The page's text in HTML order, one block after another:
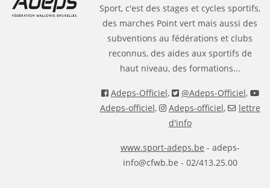
Sport, c'est des stages et cycles sportifs,
des marches Point vert mais aussi des
subventions au fédérations et clubs
reconnus, des aides aux sportifs de
haut niveau, des formations...
Adeps-Officiel, @Adeps-Officiel,
Adeps-officiel, Adeps-officiel,
lettre
d'info
www.sport-adeps.be - adeps-
info@cfwb.be - 02/413.25.00